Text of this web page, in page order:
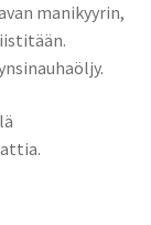
manikyyrin,